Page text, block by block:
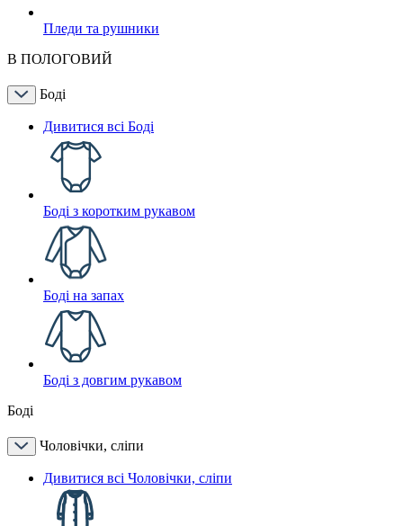
Пледи та рушники
В ПОЛОГОВИЙ
Боді
Дивитися всі Боді
Боді з коротким рукавом
Боді на запах
Боді з довгим рукавом
Боді
Чоловічки, сліпи
Дивитися всі Чоловічки, сліпи